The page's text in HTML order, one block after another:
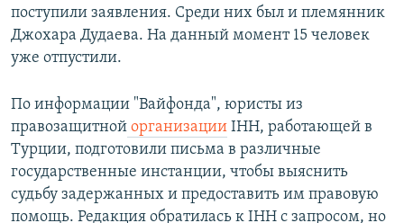
поступили заявления. Среди них был и племянник
Джохара Дудаева. На данный момент 15 человек
уже отпустили.
По информации "Вайфонда", юристы из
правозащитной организации IHH, работающей в
Турции, подготовили письма в различные
государственные инстанции, чтобы выяснить
судьбу задержанных и предоставить им правовую
помощь. Редакция обратилась к IHH с запросом, но